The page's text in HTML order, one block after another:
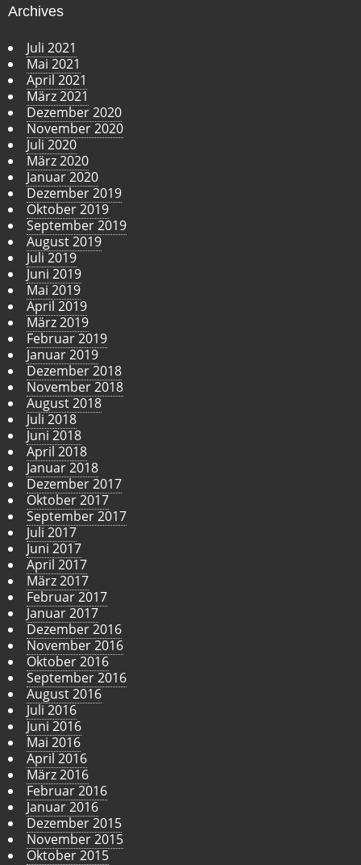
Archives
Juli 2021
Mai 2021
April 2021
März 2021
Dezember 2020
November 2020
Juli 2020
März 2020
Januar 2020
Dezember 2019
Oktober 2019
September 2019
August 2019
Juli 2019
Juni 2019
Mai 2019
April 2019
März 2019
Februar 2019
Januar 2019
Dezember 2018
November 2018
August 2018
Juli 2018
Juni 2018
April 2018
Januar 2018
Dezember 2017
Oktober 2017
September 2017
Juli 2017
Juni 2017
April 2017
März 2017
Februar 2017
Januar 2017
Dezember 2016
November 2016
Oktober 2016
September 2016
August 2016
Juli 2016
Juni 2016
Mai 2016
April 2016
März 2016
Februar 2016
Januar 2016
Dezember 2015
November 2015
Oktober 2015